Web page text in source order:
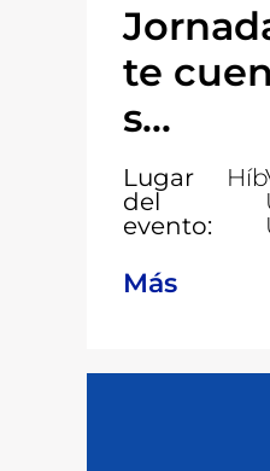
te
s...
Lugar
del
evento:
Más